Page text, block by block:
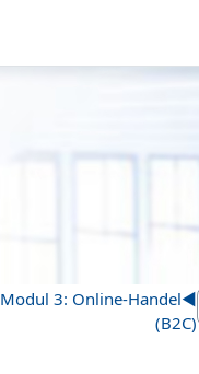
◀︎
Modul 3: Online-Handel
(B2C)